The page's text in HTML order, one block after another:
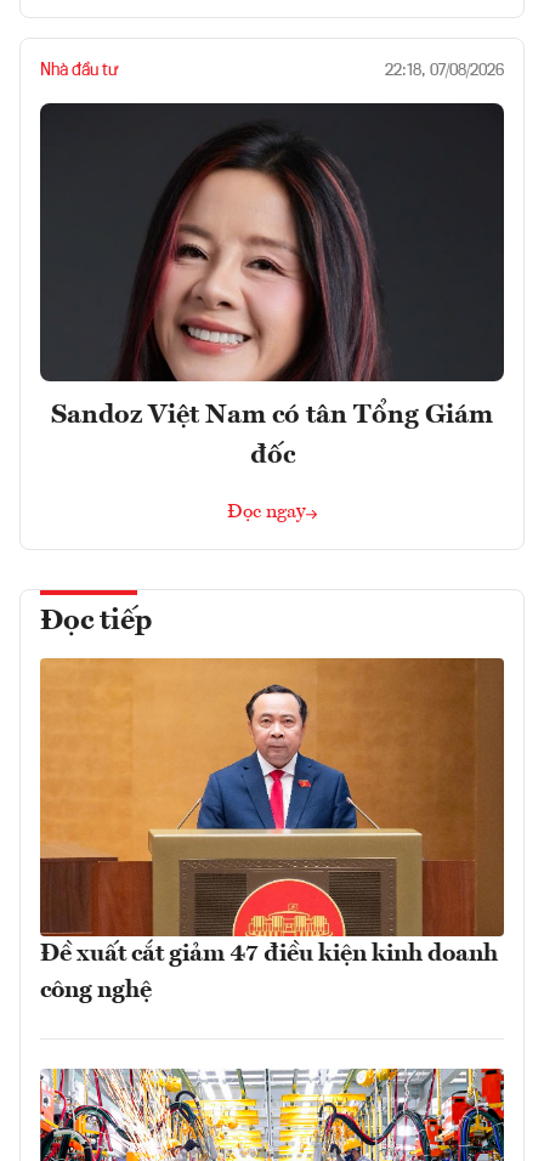
Nhà đầu tư 22:18, 07/08/2026
Sandoz Việt Nam có tân Tổng Giám
đốc
Đọc ngay
Đọc tiếp
Đề xuất cắt giảm 47 điều kiện kinh doanh
công nghệ